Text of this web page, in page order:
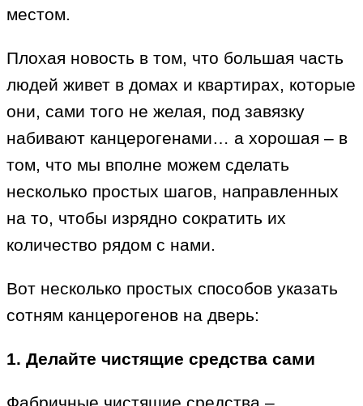
местом.
Плохая новость в том, что большая часть
людей живет в домах и квартирах, которые
они, сами того не желая, под завязку
набивают канцерогенами… а хорошая – в
том, что мы вполне можем сделать
несколько простых шагов, направленных
на то, чтобы изрядно сократить их
количество рядом с нами.
Вот несколько простых способов указать
сотням канцерогенов на дверь:
1. Делайте чистящие средства сами